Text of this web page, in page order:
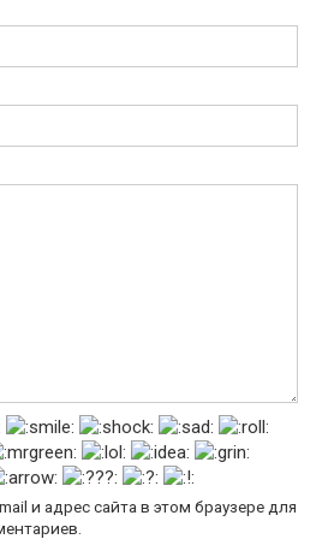
и адрес сайта в этом браузере для